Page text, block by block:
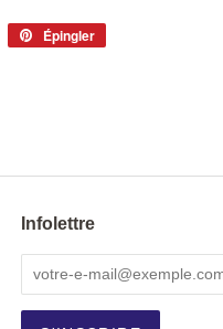
Tweeter
Épingler
Infolettre